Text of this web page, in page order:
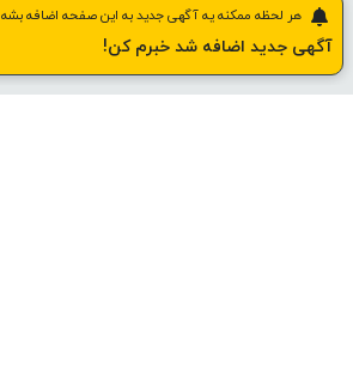
هر لحظه ممکنه یه آگهی جدید به این صفحه اضافه بشه
آگهی جدید اضافه شد خبرم کن!